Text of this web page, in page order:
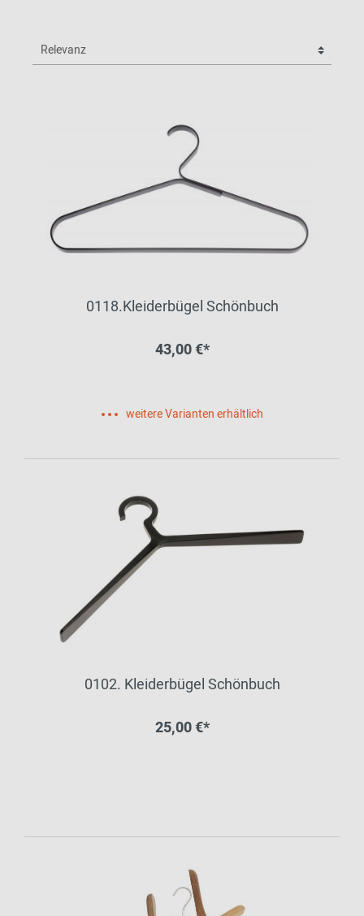
0118.Kleiderbügel Schönbuch
43,00 €*
weitere Varianten erhältlich
0102. Kleiderbügel Schönbuch
25,00 €*